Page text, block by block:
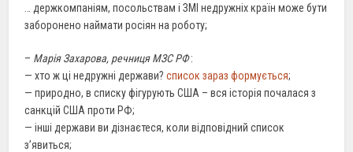
… держкомпаніям, посольствам і ЗМІ недружніх країн може бути
заборонено наймати росіян на роботу;
– Марія Захарова, речниця МЗС РФ:
— хто ж ці недружні держави?список зараз формується;
— природно, в списку фігурують США – вся історія почалася з
санкцій США проти РФ;
— інші держави ви дізнаєтеся, коли відповідний список
з’явиться;